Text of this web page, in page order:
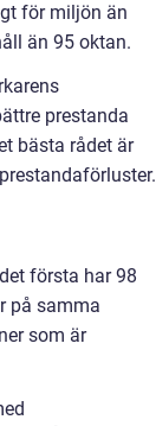
för miljön än
än 95 oktan.
prestanda
bästa rådet är
första har 98
på samma
som är